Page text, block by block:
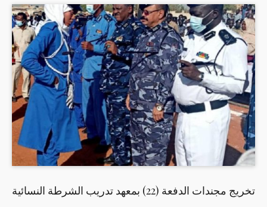
تخريج مجندات الدفعة (22) بمعهد تدريب الشرطة النسائية